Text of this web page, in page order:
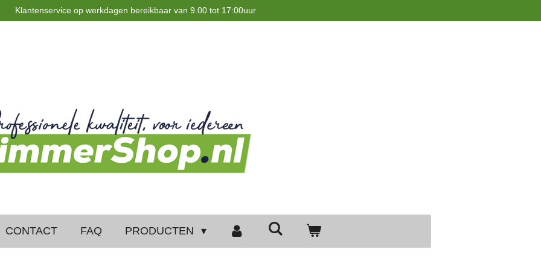
Klantenservice op werkdagen bereikbaar van 9.00 tot 17:00uur
CONTACT FAQ PRODUCTEN